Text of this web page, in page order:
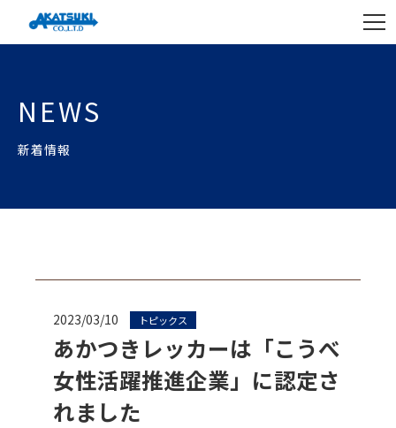
NEWS
新着情報
2023/03/10 トピックス
あかつきレッカーは「こうべ
女性活躍推進企業」に認定さ
れました